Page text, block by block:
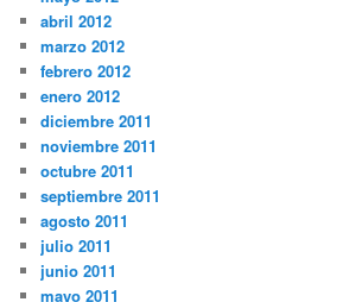
abril 2012
marzo 2012
febrero 2012
enero 2012
diciembre 2011
noviembre 2011
octubre 2011
septiembre 2011
agosto 2011
julio 2011
junio 2011
mayo 2011